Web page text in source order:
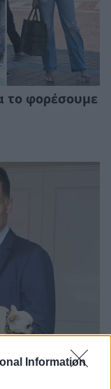
Information
το φορέσουμε
Τι θα